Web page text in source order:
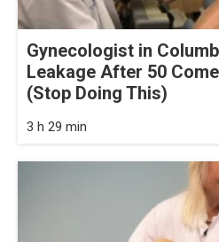
Gynecologist in
Leakage After 50
(Stop Doing This)
3 h 29 min